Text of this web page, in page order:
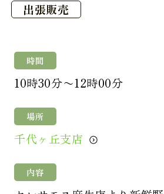
出張販売
時間
10時30分〜12時00分
場所
千代ヶ丘支店
内容